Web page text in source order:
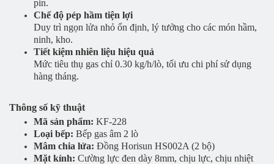
pin.
Chế độ pép hầm tiện lợi
Duy trì ngọn lửa nhỏ ổn định, lý tưởng cho các món hầm,
ninh, kho.
Tiết kiệm nhiên liệu hiệu quả
Mức tiêu thụ gas chỉ 0.30 kg/h/lò, tối ưu chi phí sử dụng
hàng tháng.
Thông số kỹ thuật
Mã sản phẩm: KF-228
Loại bếp: Bếp gas âm 2 lò
Mâm chia lửa: Đồng Horisun HS002A (2 bộ)
Mặt kính: Cường lực đen dày 8mm, chịu lực, chịu nhiệt